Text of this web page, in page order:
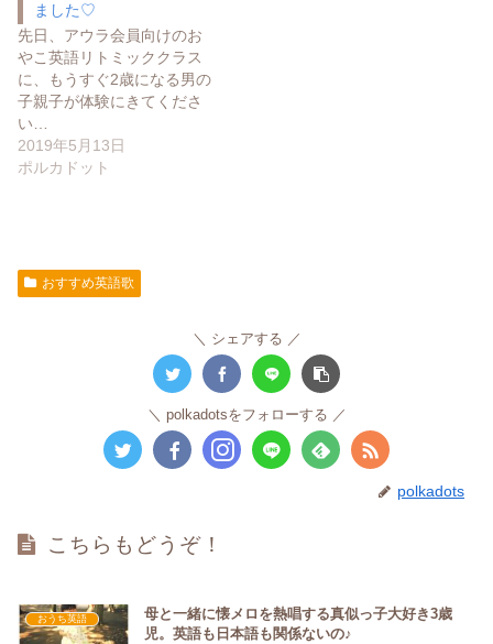
ました♡
先日、アウラ会員向けのお
やこ英語リトミッククラス
に、もうすぐ2歳になる男の
子親子が体験にきてくださ
い…
2019年5月13日
ポルカドット
おすすめ英語歌
シェアする
polkadotsをフォローする
polkadots
こちらもどうぞ！
おうち英語
母と一緒に懐メロを熱唱する真似っ子大好き3歳
児。英語も日本語も関係ないの♪